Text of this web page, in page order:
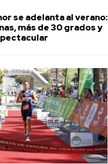
se adelanta al verano:
más de 30 grados y